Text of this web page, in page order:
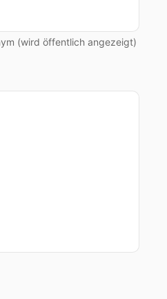
(wird öffentlich angezeigt)